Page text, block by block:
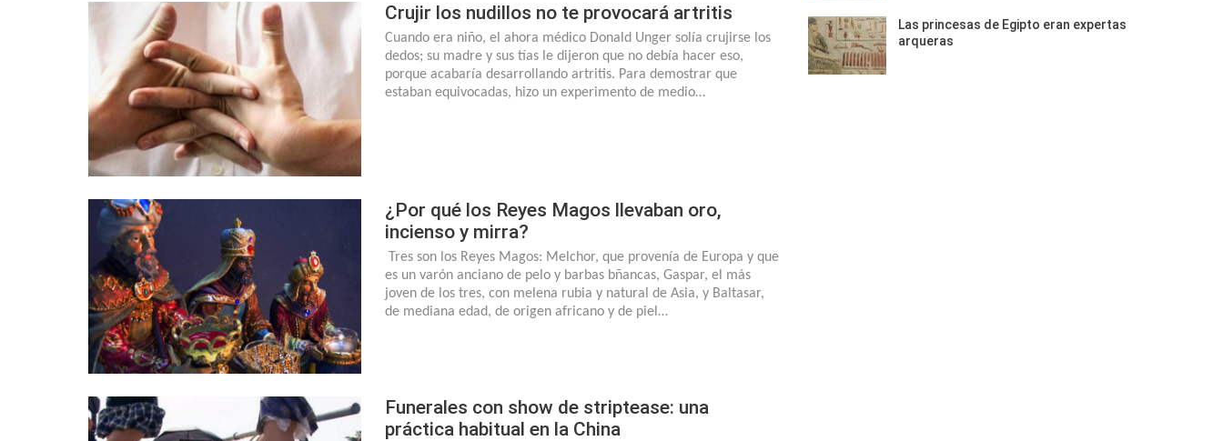
Crujir los nudillos no te provocará artritis
Cuando era niño, el ahora médico Donald Unger solía crujirse los
dedos; su madre y sus tías le dijeron que no debía hacer eso,
porque acabaría desarrollando artritis. Para demostrar que
estaban equivocadas, hizo un experimento de medio…
¿Por qué los Reyes Magos llevaban oro,
incienso y mirra?
Tres son los Reyes Magos: Melchor, que provenía de Europa y que
es un varón anciano de pelo y barbas bñancas, Gaspar, el más
joven de los tres, con melena rubia y natural de Asia, y Baltasar,
de mediana edad, de origen africano y de piel…
Funerales con show de striptease: una
práctica habitual en la China
Las princesas de Egipto eran expertas
arqueras